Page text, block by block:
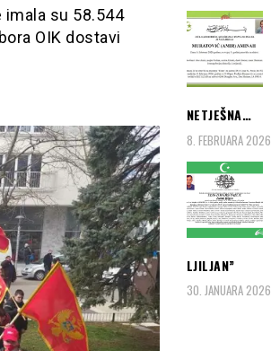
imala su 58.544
OIK dostavi
NETJEŠNA…
8. FEBRUARA 2026
LJILJAN”
30. JANUARA 2026